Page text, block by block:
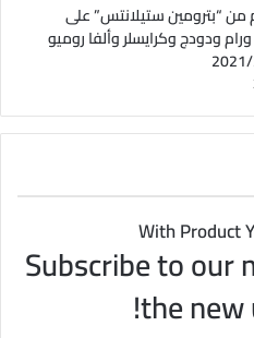
نجوم من “بترومين ستيلانتس” على
ودودج وكرايسلر وألفا روميو
With Product
Subscribe to our
the new